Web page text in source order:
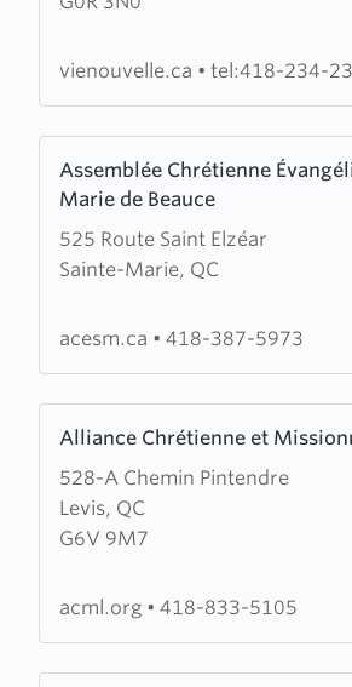
vienouvelle.ca • tel:418-234-
Assemblée Chrétienne
Marie de Beauce
525 Route Saint Elzéar
Sainte-Marie, QC
more
about
Assemblée
Chrétienne
de
Beauce
acesm.ca • 418-387-5973
Alliance Chrétienne et
528-A Chemin Pintendre
Levis, QC
G6V 9M7
more
about
Alliance
Chrétienne
Missionnaire
acml.org • 418-833-5105